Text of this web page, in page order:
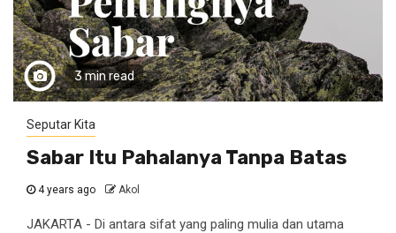
3 min read
Seputar Kita
Sabar Itu Pahalanya Tanpa Batas
4 years ago Akol
JAKARTA - Di antara sifat yang paling mulia dan utama